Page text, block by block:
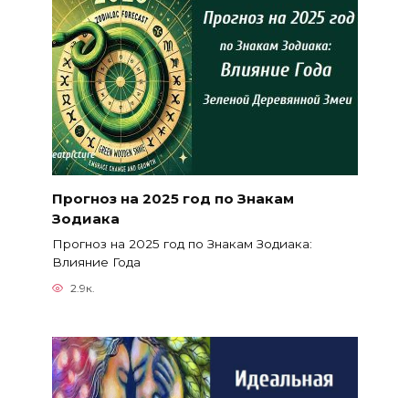
Прогноз на 2025 год по Знакам
Зодиака
Прогноз на 2025 год по Знакам Зодиака:
Влияние Года
2.9к.